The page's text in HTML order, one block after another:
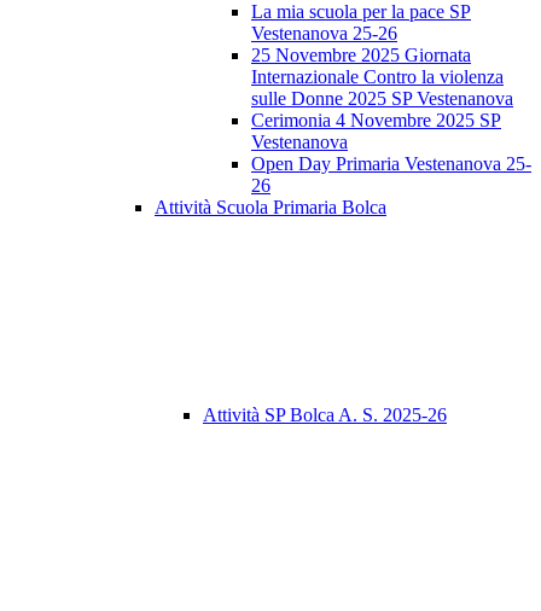
La mia scuola per la pace SP
Vestenanova 25-26
25 Novembre 2025 Giornata
Internazionale Contro la violenza
sulle Donne 2025 SP Vestenanova
Cerimonia 4 Novembre 2025 SP
Vestenanova
Open Day Primaria Vestenanova 25-
26
Attività Scuola Primaria Bolca
Attività SP Bolca A. S. 2025-26